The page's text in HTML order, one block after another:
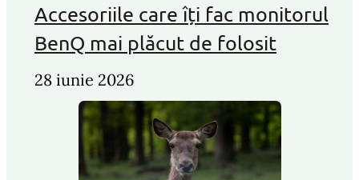
Accesoriile care îți fac monitorul
BenQ mai plăcut de folosit
28 iunie 2026